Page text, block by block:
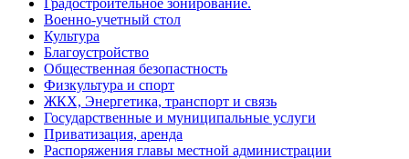
Градостроительное зонирование.
Военно-учетный стол
Культура
Благоустройство
Общественная безопастность
Физкультура и спорт
ЖКХ, Энергетика, транспорт и связь
Государственные и муниципальные услуги
Приватизация, аренда
Распоряжения главы местной администрации